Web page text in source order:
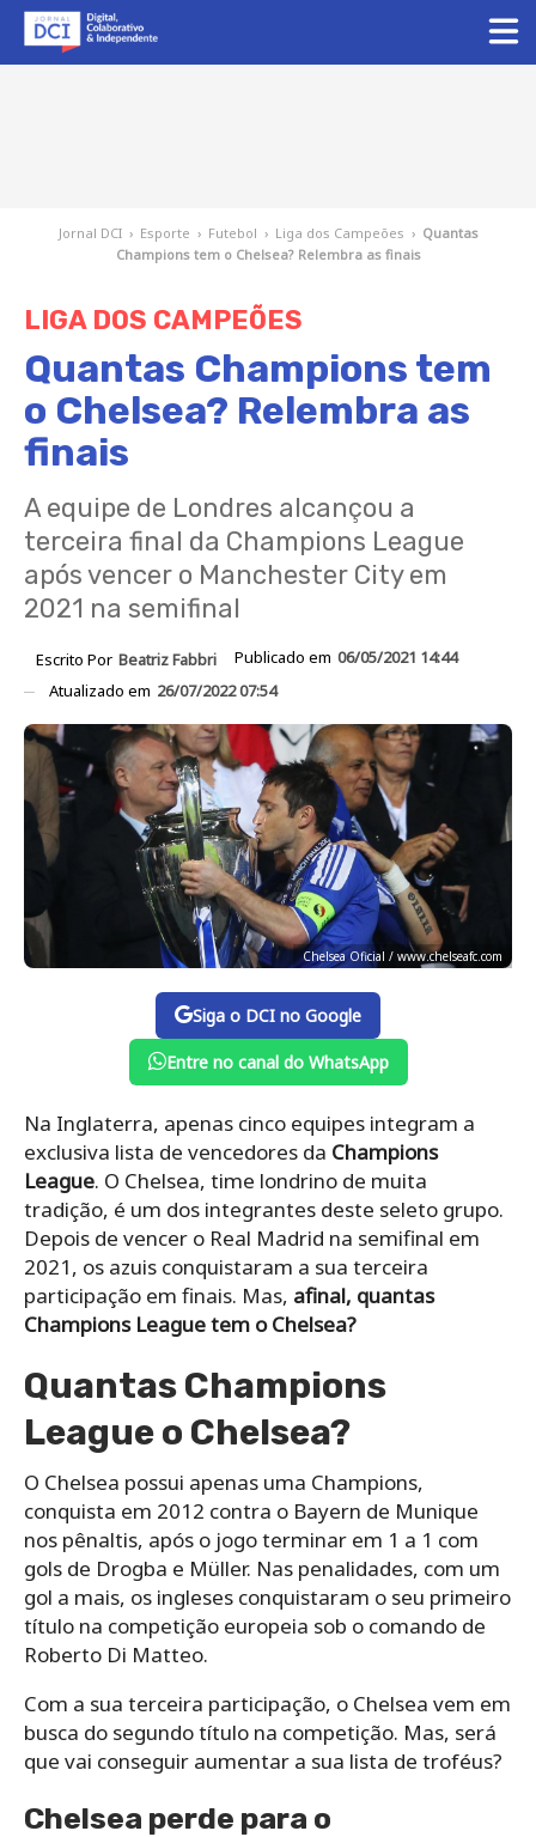
Jornal DCI › Esporte › Futebol › Liga dos Campeões › Quantas
Champions tem o Chelsea? Relembra as finais
LIGA DOS CAMPEÕES
Quantas Champions tem
o Chelsea? Relembra as
finais
A equipe de Londres alcançou a
terceira final da Champions League
após vencer o Manchester City em
2021 na semifinal
Escrito Por Beatriz Fabbri Publicado em 06/05/2021 14:44
Atualizado em 26/07/2022 07:54
Chelsea Oficial / www.chelseafc.com
Siga o DCI no Google
Entre no canal do WhatsApp
Na Inglaterra, apenas cinco equipes integram a
exclusiva lista de vencedores da Champions
League. O Chelsea, time londrino de muita
tradição, é um dos integrantes deste seleto grupo.
Depois de vencer o Real Madrid na semifinal em
2021, os azuis conquistaram a sua terceira
participação em finais. Mas, afinal, quantas
Champions League tem o Chelsea?
Quantas Champions
League o Chelsea?
O Chelsea possui apenas uma Champions,
conquista em 2012 contra o Bayern de Munique
nos pênaltis, após o jogo terminar em 1 a 1 com
gols de Drogba e Müller. Nas penalidades, com um
gol a mais, os ingleses conquistaram o seu primeiro
título na competição europeia sob o comando de
Roberto Di Matteo.
Com a sua terceira participação, o Chelsea vem em
busca do segundo título na competição. Mas, será
que vai conseguir aumentar a sua lista de troféus?
Chelsea perde para o